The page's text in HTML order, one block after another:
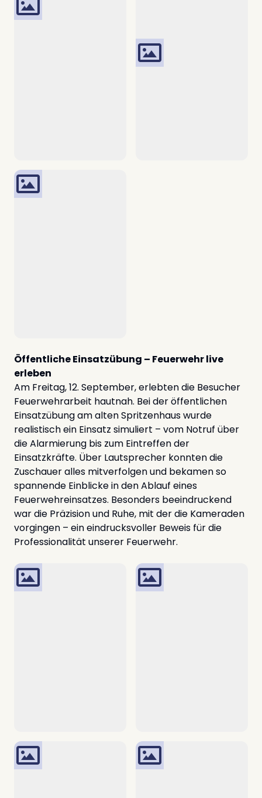
Öffentliche Einsatzübung – Feuerwehr live
erleben
Am Freitag, 12. September, erlebten die Besucher
Feuerwehrarbeit hautnah. Bei der öffentlichen
Einsatzübung am alten Spritzenhaus wurde
realistisch ein Einsatz simuliert – vom Notruf über
die Alarmierung bis zum Eintreffen der
Einsatzkräfte. Über Lautsprecher konnten die
Zuschauer alles mitverfolgen und bekamen so
spannende Einblicke in den Ablauf eines
Feuerwehreinsatzes. Besonders beeindruckend
war die Präzision und Ruhe, mit der die Kameraden
vorgingen – ein eindrucksvoller Beweis für die
Professionalität unserer Feuerwehr.